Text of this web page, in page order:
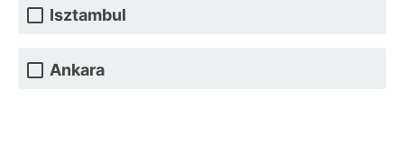
Isztambul
Ankara